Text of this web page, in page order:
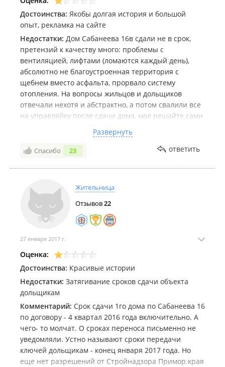
Достоинства: Якобы долгая история и большой
опыт, рекламка на сайте
Недостатки: Дом Сабанеева 16в сдали не в срок,
претензий к качеству много: проблемы с
вентиляцией, лифтами (ломаются каждый день),
абсолютно не благоустроенная территория с
щебнем вместо асфальта, прорвало систему
отопления. На вопросы жильцов и дольщиков
отвечали нехотя и абстрактно, а потом свалили все
на управляйку после сдачи дома, мол решайте сами
Не советую, разве что купить для
перепродажи, да и то можете со сроками попасть
Развернуть
Спасибо 23 ответить
Жительница
Отзывов22
27 января 2017 г.
Оценка:
Достоинства: Красивые истории
Недостатки: Затягивание сроков сдачи объекта
дольщикам
Комментарий: Срок сдачи 1го дома по Сабанеева 16
по договору - 4 квартал 2016 года включительно. А
чего- то молчат. О сроках переноса письменно не
уведомляли. Устно называют сроки передачи
ключей дольщикам - конец января 2017 года. Но
еще нет разрешений от Стройнадзора Примор.края